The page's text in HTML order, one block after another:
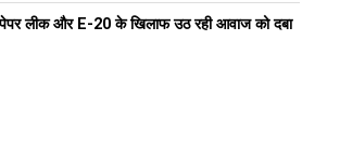
पेपर लीक और E-20 के खिलाफ उठ रही आवाज को दबा